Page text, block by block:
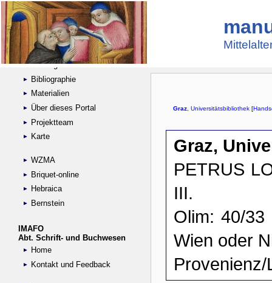
Suche
Handschriftensammlungen
Digitalisierte Handschriften
Kataloge
Bibliographie
Materialien
Über dieses Portal
Projektteam
Karte
WZMA
Briquet-online
Hebraica
Bernstein
IMAFO
Abt. Schrift- und Buchwesen
Home
Kontakt und Feedback